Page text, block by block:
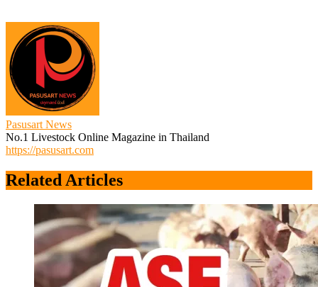
Pasusart News
No.1 Livestock Online Magazine in Thailand
https://pasusart.com
Related Articles